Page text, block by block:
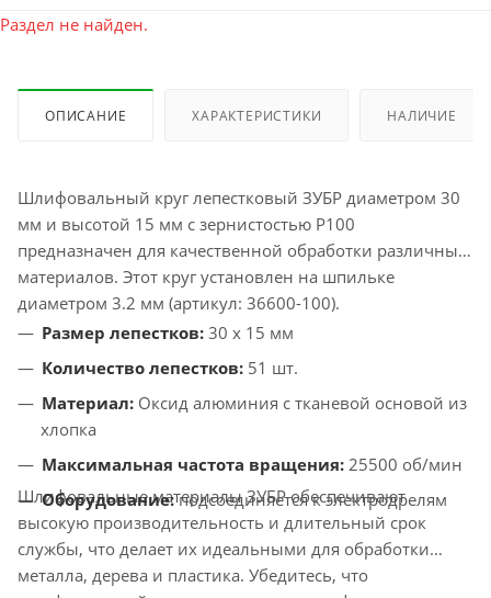
Раздел не найден.
ОПИСАНИЕ ХАРАКТЕРИСТИКИ НАЛИЧИЕ
Шлифовальный круг лепестковый ЗУБР диаметром 30
мм и высотой 15 мм с зернистостью P100
предназначен для качественной обработки различных
материалов. Этот круг установлен на шпильке
диаметром 3.2 мм (артикул: 36600-100).
Размер лепестков: 30 x 15 мм
Количество лепестков: 51 шт.
Материал: Оксид алюминия с тканевой основой из
хлопка
Максимальная частота вращения: 25500 об/мин
Оборудование:подсоединяется к электродрелям
Шлифовальные материалы ЗУБР обеспечивают
высокую производительность и длительный срок
службы, что делает их идеальными для обработки
металла, дерева и пластика. Убедитесь, что